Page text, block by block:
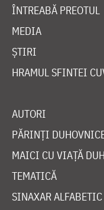
ÎNTREABĂ PREOTUL
MEDIA
ȘTIRI
HRAMUL SFINTEI
AUTORI
PĂRINȚI
MAICI CU VIAȚĂ
TEMATICĂ
SINAXAR ALFABETIC